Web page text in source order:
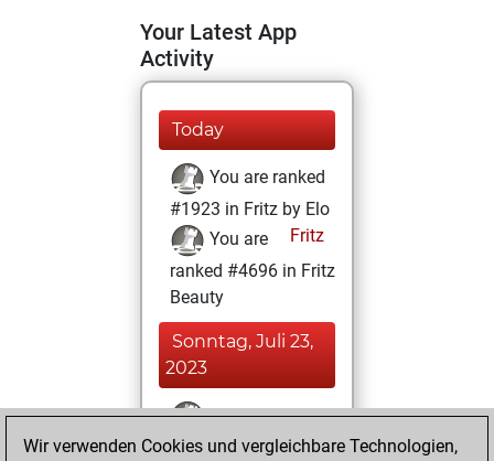
Your Latest App
Activity
Today
You are ranked
#1923 in Fritz by Elo
Fritz
You are
ranked #4696 in Fritz
Beauty
Sonntag, Juli 23,
2023
You won
against Fritz
Fritz
Wir verwenden Cookies und vergleichbare Technologien,